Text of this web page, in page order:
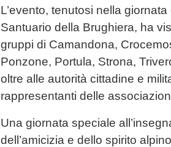
L’evento, tenutosi nella
Santuario della Brughiera, ha
gruppi di Camandona,
Ponzone, Portula, Strona,
oltre alle autorità cittadine e
rappresentanti delle
Una giornata speciale
dell’amicizia e dello spirito